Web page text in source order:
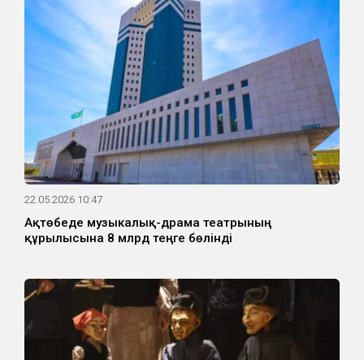
22.05.2026 10:47
Ақтөбеде музыкалық-драма театрының
құрылысына 8 млрд теңге бөлінді